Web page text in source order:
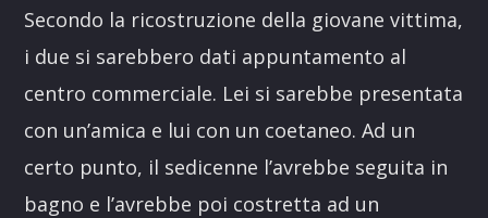
Secondo la ricostruzione della giovane vittima,
i due si sarebbero dati appuntamento al
centro commerciale. Lei si sarebbe presentata
con un’amica e lui con un coetaneo. Ad un
certo punto, il sedicenne l’avrebbe seguita in
bagno e l’avrebbe poi costretta ad un